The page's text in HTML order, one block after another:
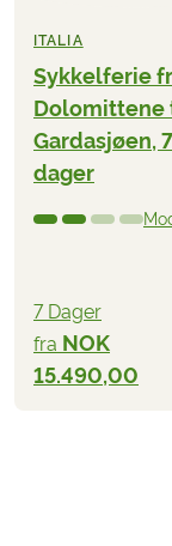
ITALIA
Sykkelferie
Dolomittene
Gardasjøen, 7
dager
7 Dager
fra NOK
15.490,00